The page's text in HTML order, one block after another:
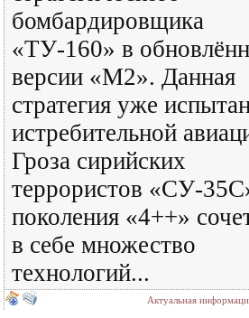
бомбардировщика
«ТУ-160» в
версии «М2». Данная
стратегия уже
истребительной
Гроза сирийских
террористов «СУ-
поколения «4++»
в себе множество
технологий...
Актуальная